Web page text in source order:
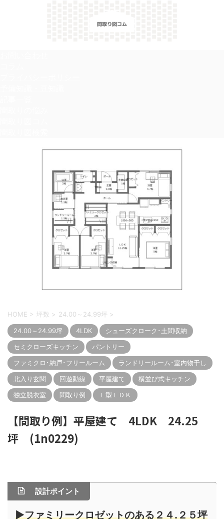
HOME > 坪数 > 24.00～24.99坪 >
24.00～24.99坪 4LDK
シューズクローク･土間収納
セミクローズキッチン
パントリー
ファミクロ･納戸･フリールーム
ランドリールーム･室内物干し
北入り玄関
回遊動線 平屋建て
横並び式キッチン
独立脱衣室
間取り例 Ｌ型ＬＤＫ
【間取り例】平屋建て 4LDK 24.25
坪 (1n0229)
設計ポイント
▶ファミリークロゼットのある２４.２５坪